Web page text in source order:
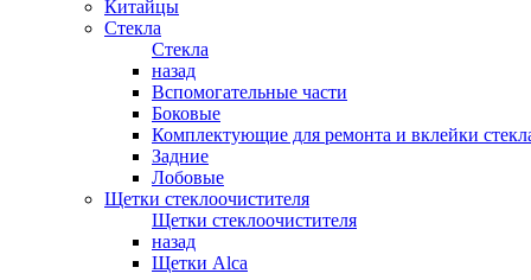
Китайцы
Стекла
Стекла
назад
Вспомогательные части
Боковые
Комплектующие для ремонта и вклейки
Задние
Лобовые
Щетки стеклоочистителя
Щетки стеклоочистителя
назад
Щетки Alca